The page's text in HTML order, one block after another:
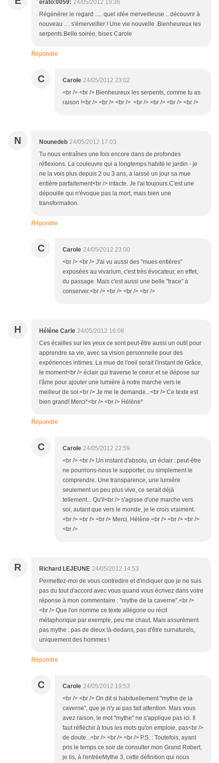
erato:0059: 24/05/2012 19:36
Régénérer le regard ..... quel idée merveilleuse ...découvrir à
nouveau .... s'émerveiller ! Une vie nouvelle .Bienheureux les
serpents.Belle soirée, bises Carole
Répondre
C Carole 24/05/2012 23:02
<br /> <br /> Bienheureux les serpents, comme tu as
raison !<br /> <br /> <br /> <br /> <br /> <br /> <br />
N Nounedeb 24/05/2012 17:03
Tu nous entraînes une fois encore dans de profondes
réflexions. La couleuvre qui a longtemps habité le jardin - je
ne la vois plus depuis 2 ou 3 ans, a laissé un jour sa mue
entière parfaitement<br /> intacte. Je l'ai toujours.C'est une
dépouille qui n'évoque pas la mort, mais bien une
transformation.
Répondre
C Carole 24/05/2012 23:00
<br /> <br /> J'ai vu aussi des "mues entières"
exposées au vivarium, c'est très évocateur, en effet,
du passage. Mais c'est aussi une belle "trace" à
conserver.<br /> <br /> <br /> <br />
H Hélène Carle 24/05/2012 16:08
Ces écailles sur les yeux ce sont peut-être aussi un outil pour
apprendre sa vie, avec sa vision personnelle pour des
expériences intimes. La mue de l'oeil serait l'instant de Grâce,
le moment<br /> éclair qui traverse le coeur et se dépose sur
l'âme pour ajouter une lumière à notre marche vers le
meilleur de soi.<br /> Je me le demande...<br /> Ce texte est
bien grand! Merci*<br /> <br /> Hélène*
Répondre
C Carole 24/05/2012 22:59
<br /> <br /> Un instant d'absolu, un éclair : peut-être
ne pourrions-nous le supporter, ou simplement le
comprendre. Une transparence, une lumière
seulement un peu plus vive, ce serait déjà
tellement... Qu'il<br /> s'agisse d'une marche vers
soi, autant que vers le monde, je le crois vraiment.
<br /> <br /> <br /> Merci, Hélène.<br /> <br /> <br />
<br />
R Richard LEJEUNE 24/05/2012 14:53
Permettez-moi de vous contredire et d'indiquer que je ne suis
pas du tout d'accord avec vous quand vous écrivez dans votre
réponse à mon commentaire : "mythe de la caverne".<br />
<br /> Que l'on nomme ce texte allégorie ou récit
métaphorique par exemple, peu me chaut. Mais assurément
pas mythe : pas de dieux là-dedans, pas d'être surnaturels,
uniquement des hommes !
Répondre
C Carole 24/05/2012 19:53
<br /> <br /> On dit si habituellement "mythe de la
caverne", que je n'y ai pas fait attention. Mais vous
avez raison, le mot "mythe" ne s'applique pas ici. Il
faut réfléchir à tous les mots qu'on emploie, pas<br />
de doute...<br /> <br /> <br /> P.S. : Toutefois, ayant
pris le temps ce soir de consulter mon Grand Robert,
je lis, à l'entréeMythe 3, cette définition qui nous